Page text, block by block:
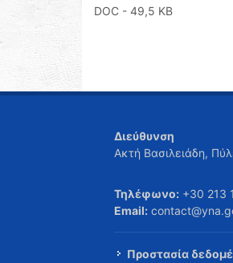
DOC - 49,5 KB
Διεύθυνση
Ακτή Βασιλειάδη,
Τηλέφωνο: +30 213
Email:
Προστασία